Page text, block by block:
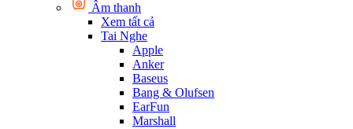
Âm thanh
Xem tất cả
Tai Nghe
Apple
Anker
Baseus
Bang & Olufsen
EarFun
Marshall